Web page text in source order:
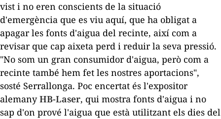
vist i no eren conscients de la situació
d'emergència que es viu aquí, que ha obligat a
apagar les fonts d'aigua del recinte, així com a
revisar que cap aixeta perd i reduir la seva pressió.
"No som un gran consumidor d'aigua, però com a
recinte també hem fet les nostres aportacions",
sosté Serrallonga. Poc encertat és l'expositor
alemanyHB-Laser, qui mostra fonts d'aigua i no
sap d'on prové l'aigua que està utilitzant els dies del